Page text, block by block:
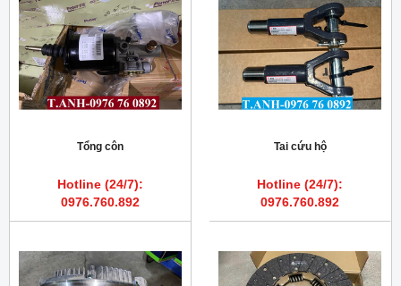
Tổng côn
Hotline (24/7):
0976.760.892
Tai cứu hộ
Hotline (24/7):
0976.760.892